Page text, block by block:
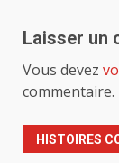
Laisser un
Vous devez
commentaire.
HISTOIRES